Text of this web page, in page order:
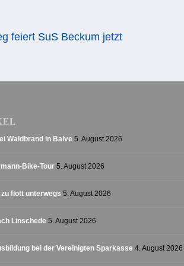
feiert SuS Beckum jetzt
Waldbrand in Balve 5. August 2026
Bike-Tour 5. August 2026
flott unterwegs 5. August 2026
Linschede 5. August 2026
bei der Vereinigten Sparkasse 4. August 2026